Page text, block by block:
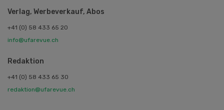
Verlag, Werbeverkauf, Abos
+41 (0) 58 433 65 20
info@ufarevue.ch
Redaktion
+41 (0) 58 433 65 30
redaktion@ufarevue.ch